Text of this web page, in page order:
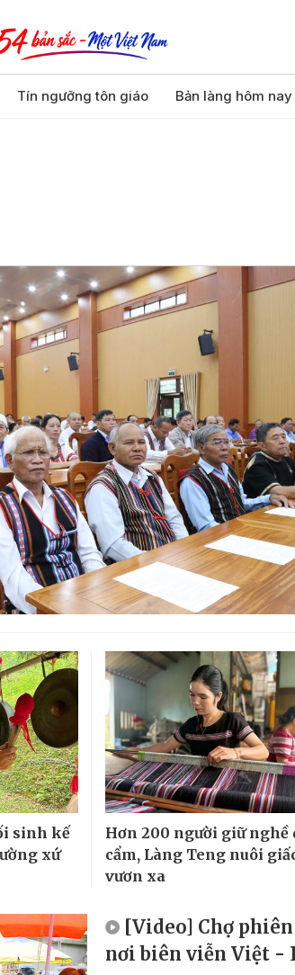
Tín ngưỡng tôn giáo Bản làng hôm nay
sinh kế
xứ
Hơn 200 người giữ nghề
cẩm, Làng Teng nuôi
vươn xa
[Video] Chợ phiên
nơi biên viễn Việt -